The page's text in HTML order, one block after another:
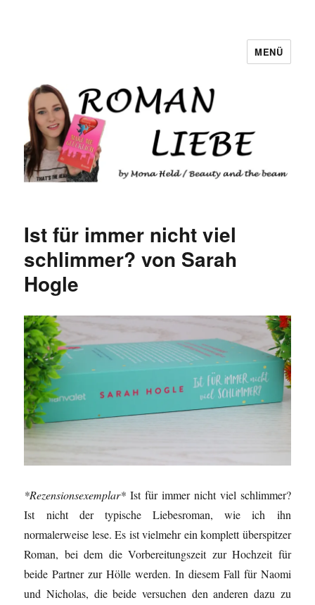
MENÜ
Ist für immer nicht viel
schlimmer? von Sarah
Hogle
*Rezensionsexemplar* Ist für immer nicht viel schlimmer?
Ist nicht der typische Liebesroman, wie ich ihn
normalerweise lese. Es ist vielmehr ein komplett überspitzer
Roman, bei dem die Vorbereitungszeit zur Hochzeit für
beide Partner zur Hölle werden. In diesem Fall für Naomi
und Nicholas, die beide versuchen den anderen dazu zu